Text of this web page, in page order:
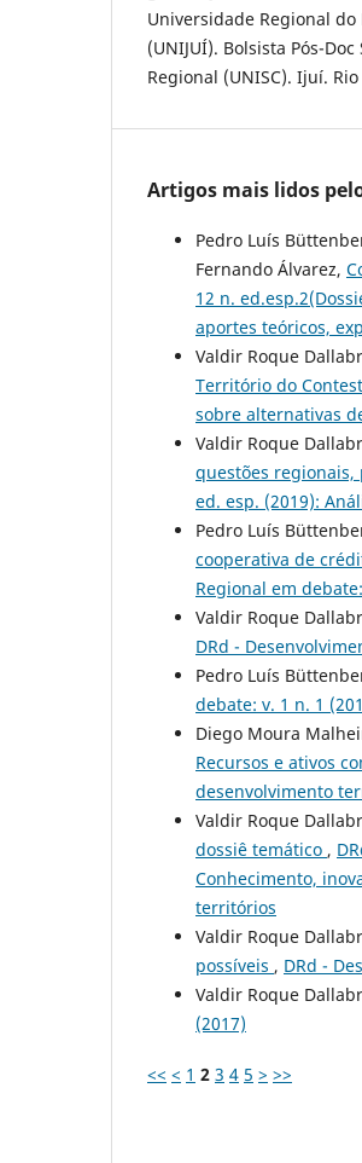
Universidade Regional do
(UNIJUÍ). Bolsista Pós-
Regional (UNISC). Ijuí.
Artigos mais lidos
Pedro Luís
Fernando Álvarez,
12 n.
aportes teóricos,
Valdir Roque
Território do
sobre alternativas
Valdir Roque
questões regionais,
ed. esp. (2019):
Pedro Luís
cooperativa de
Regional em
Valdir Roque
DRd -
Pedro Luís
debate: v. 1 n. 1
Diego Moura
Recursos e ativos
desenvolvimento
Valdir Roque
dossiê temático ,
Conhecimento,
territórios
Valdir Roque
possíveis , DRd -
Valdir Roque
(2017)
<< < 1 2 3 4 5 > >>